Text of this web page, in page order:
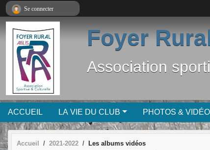
Foyer
Association
ACCUEIL LA VIE DU CLUB PHOTOS &
Accueil 2021-2022 Les albums vidéos
Se connecter
Panneau de gestion des cookies